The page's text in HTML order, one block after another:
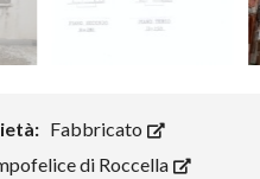
Fabbricato
di Roccella